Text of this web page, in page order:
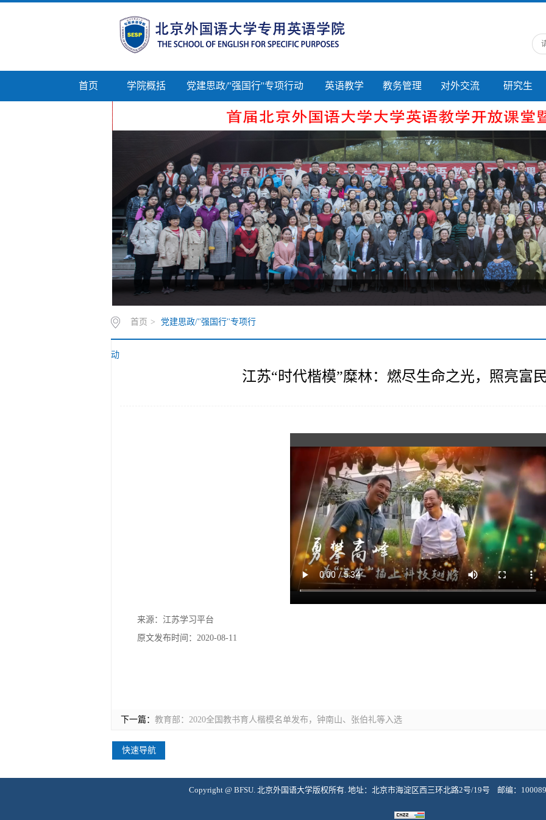
首页 学院概括 党建思政/''强国行''专项行动 英语教学 教务管理 对外交流 研究生
首页 > 党建思政/''强国行''专项行
动
江苏“时代楷模”糜林：燃尽生命之光，照亮富
来源：江苏学习平台
原文发布时间：2020-08-11
下一篇： 教育部：2020全国教书育人楷模名单发布，钟南山、张伯礼等入选
快速导航
Copyright @ BFSU. 北京外国语大学版权所有. 地址：北京市海淀区西三环北路2号/19号 邮编：